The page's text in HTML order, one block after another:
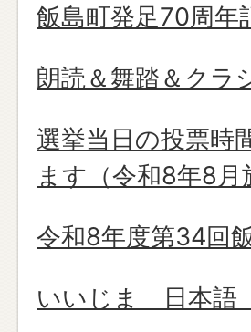
飯島町発足70周年
朗読＆舞踏＆クラ
選挙当日の投票時
ます（令和8年8
令和8年度第34回
いいじま 日本語